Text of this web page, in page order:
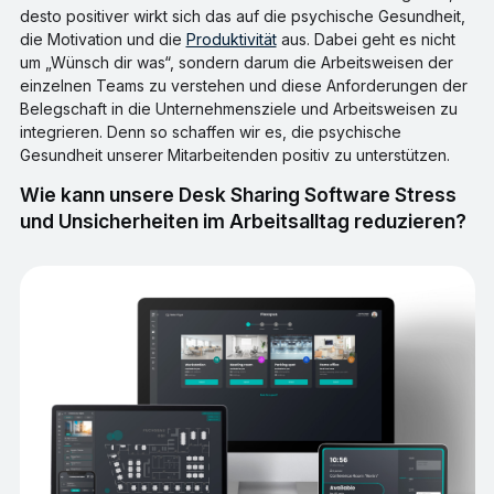
desto positiver wirkt sich das auf die psychische Gesundheit,
die Motivation und die Produktivitätaus. Dabei geht es nicht
um „Wünsch dir was“, sondern darum die Arbeitsweisen der
einzelnen Teams zu verstehen und diese Anforderungen der
Belegschaft in die Unternehmensziele und Arbeitsweisen zu
integrieren. Denn so schaffen wir es, die psychische
Gesundheit unserer Mitarbeitenden positiv zu unterstützen.
Wie kann unsere Desk Sharing Software Stress
und Unsicherheiten im Arbeitsalltag reduzieren?